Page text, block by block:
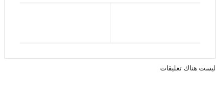
ليست هناك تعليقات